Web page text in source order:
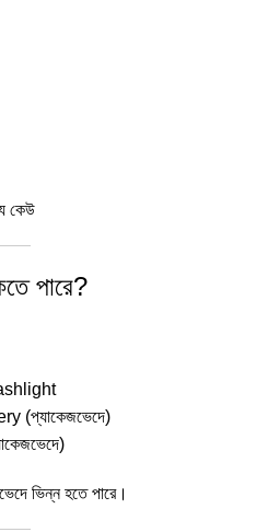
কেউ
পারে?
(প্যাকেজভেদে)
ভিন্ন হতে পারে।